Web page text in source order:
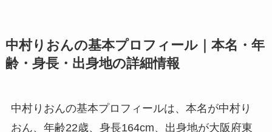
中村りおんの基本プロフィール｜本名・年
齢・身長・出身地の詳細情報
中村りおんの基本プロフィールは、本名が中村り
おん、年齢22歳、身長164cm、出身地が大阪府東